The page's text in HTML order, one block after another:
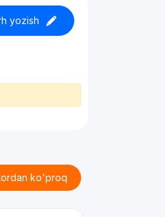
yozish
ko'proq